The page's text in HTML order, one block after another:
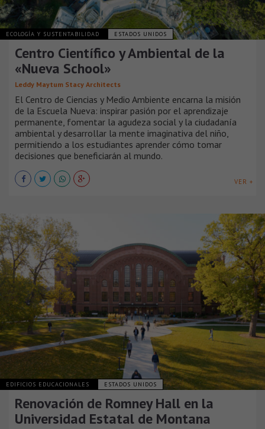
ECOLOGÍA Y SUSTENTABILIDAD ESTADOS UNIDOS
Centro Científico y Ambiental de la
«Nueva School»
Leddy Maytum Stacy Architects
El Centro de Ciencias y Medio Ambiente encarna la misión
de la Escuela Nueva: inspirar pasión por el aprendizaje
permanente, fomentar la agudeza social y la ciudadanía
ambiental y desarrollar la mente imaginativa del niño,
permitiendo a los estudiantes aprender cómo tomar
decisiones que beneficiarán al mundo.
VER +
EDIFICIOS EDUCACIONALES ESTADOS UNIDOS
Renovación de Romney Hall en la
Universidad Estatal de Montana